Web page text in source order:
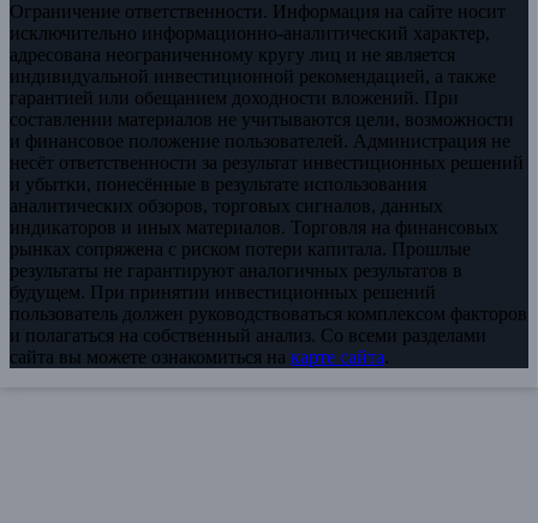
Ограничение ответственности. Информация на сайте носит
исключительно информационно-аналитический характер,
адресована неограниченному кругу лиц и не является
индивидуальной инвестиционной рекомендацией, а также
гарантией или обещанием доходности вложений. При
составлении материалов не учитываются цели, возможности
и финансовое положение пользователей. Администрация не
несёт ответственности за результат инвестиционных решений
и убытки, понесённые в результате использования
аналитических обзоров, торговых сигналов, данных
индикаторов и иных материалов. Торговля на финансовых
рынках сопряжена с риском потери капитала. Прошлые
результаты не гарантируют аналогичных результатов в
будущем. При принятии инвестиционных решений
пользователь должен руководствоваться комплексом факторов
и полагаться на собственный анализ. Со всеми разделами
сайта вы можете ознакомиться на карте сайта.